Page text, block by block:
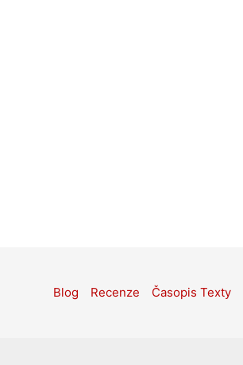
Blog Recenze Časopis Texty